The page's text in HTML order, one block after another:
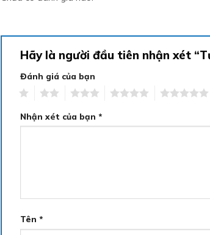
Hãy là người đầu tiên nhận xét
Đánh giá của bạn
Nhận xét của bạn *
Tên *